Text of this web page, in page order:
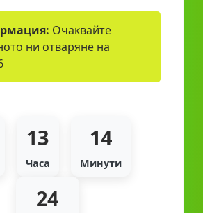
Очаквайте
ни отваряне на
13
Часа
14
Минути
24